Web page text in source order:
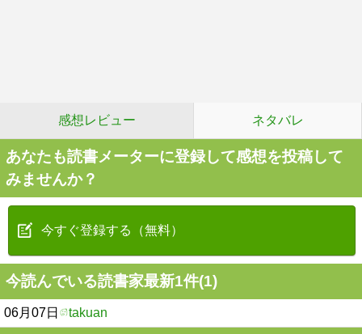
感想レビュー ネタバレ
あなたも読書メーターに登録して感想を投稿して
みませんか？
今すぐ登録する（無料）
今読んでいる読書家最新1件(1)
06月07日 takuan